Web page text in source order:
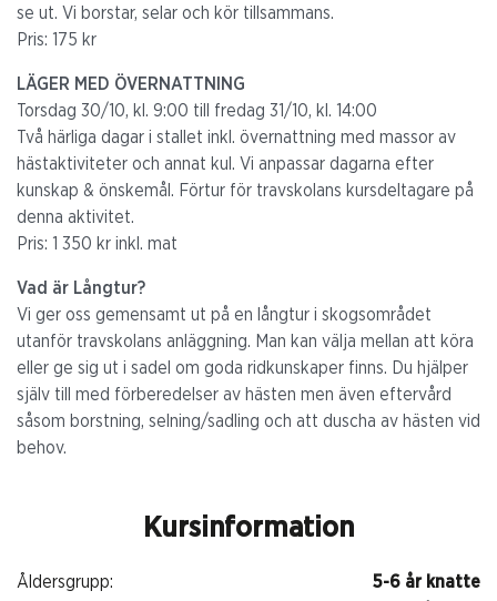
se ut. Vi borstar, selar och kör tillsammans.
Pris: 175 kr
LÄGER MED ÖVERNATTNING
Torsdag 30/10, kl. 9:00 till fredag 31/10, kl. 14:00
Två härliga dagar i stallet inkl. övernattning med massor av
hästaktiviteter och annat kul. Vi anpassar dagarna efter
kunskap & önskemål. Förtur för travskolans kursdeltagare på
denna aktivitet.
Pris: 1 350 kr inkl. mat
Vad är Långtur?
Vi ger oss gemensamt ut på en långtur i skogsområdet
utanför travskolans anläggning. Man kan välja mellan att köra
eller ge sig ut i sadel om goda ridkunskaper finns. Du hjälper
själv till med förberedelser av hästen men även eftervård
såsom borstning, selning/sadling och att duscha av hästen vid
behov.
Kursinformation
Åldersgrupp:
5-6 år knatte